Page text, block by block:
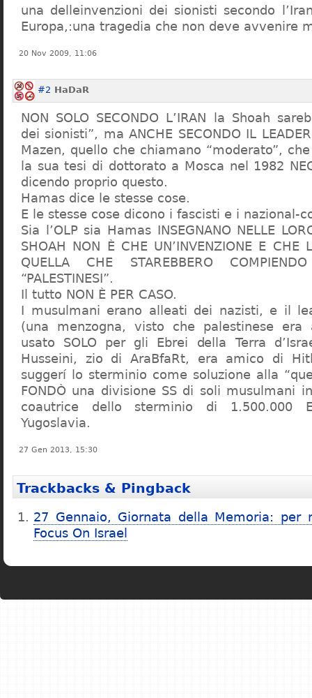
una delleinvenzioni dei sionisti secondo
Europa,:una tragedia che non deve avvenire
20 Nov 2009, 11:06
#2 HaDaR
NON SOLO SECONDO L’IRAN la Shoah
dei sionisti”, ma ANCHE SECONDO IL LEADER
Mazen, quello che chiamano “moderato”,
la sua tesi di dottorato a Mosca nel 1982
dicendo proprio questo.
Hamas dice le stesse cose.
E le stesse cose dicono i fascisti e i nazional-
Sia l’OLP sia Hamas INSEGNANO NELLE
SHOAH NON È CHE UN’INVENZIONE E CHE
QUELLA CHE STAREBBERO
“PALESTINESI”.
Il tutto NON È PER CASO.
I musulmani erano alleati dei nazisti, e il
(una menzogna, visto che palestinese
usato SOLO per gli Ebrei della Terra
Husseini, zio di AraBfaRt, era amico di
suggerí lo sterminio come soluzione alla
FONDÒ una divisione SS di soli musulmani
coautrice dello sterminio di 1.500.000
Yugoslavia.
27 Gen 2013, 15:30
Trackbacks & Pingback
27 Gennaio, Giornata della Memoria: per
Focus On Israel